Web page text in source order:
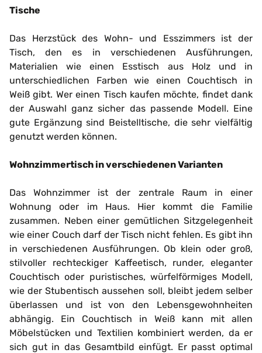
Tische
Das Herzstück des Wohn- und Esszimmers ist der
Tisch, den es in verschiedenen Ausführungen,
Materialien wie einen Esstisch aus Holz und in
unterschiedlichen Farben wie einen Couchtisch in
Weiß gibt. Wer einen Tisch kaufen möchte, findet dank
der Auswahl ganz sicher das passende Modell. Eine
gute Ergänzung sind Beistelltische, die sehr vielfältig
genutzt werden können.
Wohnzimmertisch in verschiedenen Varianten
Das Wohnzimmer ist der zentrale Raum in einer
Wohnung oder im Haus. Hier kommt die Familie
zusammen. Neben einer gemütlichen Sitzgelegenheit
wie einer Couch darf der Tisch nicht fehlen. Es gibt ihn
in verschiedenen Ausführungen. Ob klein oder groß,
stilvoller rechteckiger Kaffeetisch, runder, eleganter
Couchtisch oder puristisches, würfelförmiges Modell,
wie der Stubentisch aussehen soll, bleibt jedem selber
überlassen und ist von den Lebensgewohnheiten
abhängig. Ein Couchtisch in Weiß kann mit allen
Möbelstücken und Textilien kombiniert werden, da er
sich gut in das Gesamtbild einfügt. Er passt optimal